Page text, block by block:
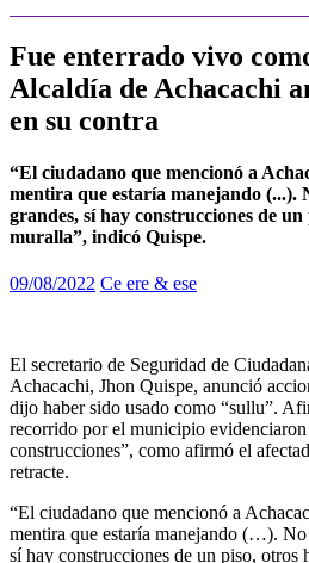
Fue enterrado vivo
Alcaldía de Achacachi
en su contra
“El ciudadano que mencionó a
mentira que estaría manejando (...).
grandes, sí hay construcciones de
muralla”, indicó Quispe.
09/08/2022 Ce ere & ese
El secretario de Seguridad de
Achacachi, Jhon Quispe, anunció
dijo haber sido usado como “sullu”.
recorrido por el municipio evidenciaron
construcciones”, como afirmó el
retracte.
“El ciudadano que mencionó a
mentira que estaría manejando (…). No
sí hay construcciones de un piso, otros